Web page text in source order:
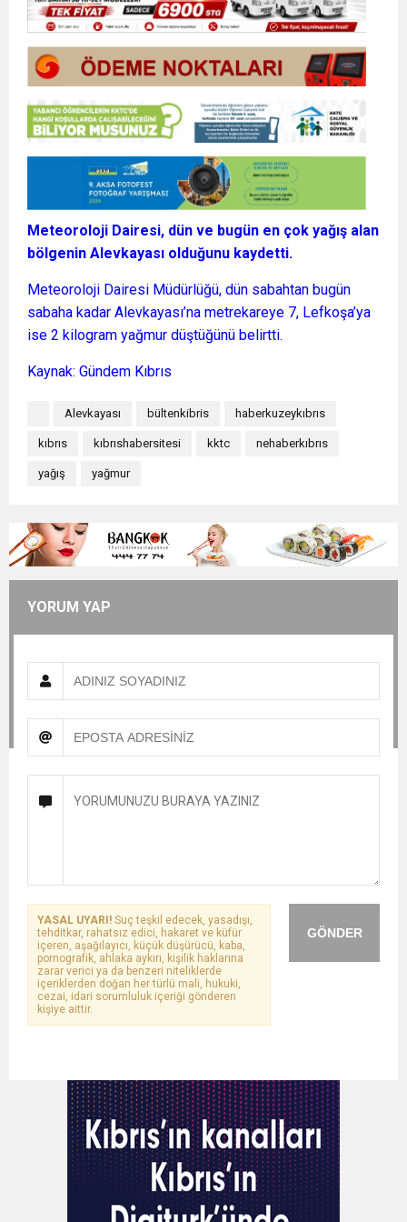
Meteoroloji Dairesi, dün ve bugün en çok yağış alan
bölgenin Alevkayası olduğunu kaydetti.
Meteoroloji Dairesi Müdürlüğü, dün sabahtan bugün
sabaha kadar Alevkayası’na metrekareye 7, Lefkoşa’ya
ise 2 kilogram yağmur düştüğünü belirtti.
Kaynak: Gündem Kıbrıs
Alevkayası bültenkibris haberkuzeykıbrıs
kıbrıs kıbrıshabersitesi kktc nehaberkıbrıs
yağış yağmur
YORUM YAP
GÖNDER
YASAL UYARI! Suç teşkil edecek, yasadışı,
tehditkar, rahatsız edici, hakaret ve küfür
içeren, aşağılayıcı, küçük düşürücü, kaba,
pornografik, ahlaka aykırı, kişilik haklarına
zarar verici ya da benzeri niteliklerde
içeriklerden doğan her türlü mali, hukuki,
cezai, idari sorumluluk içeriği gönderen
kişiye aittir.